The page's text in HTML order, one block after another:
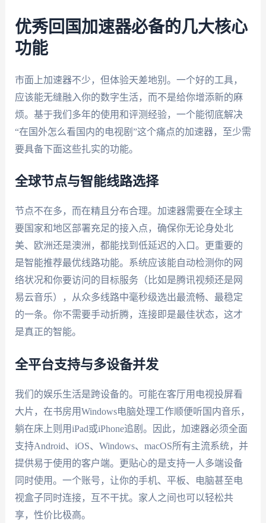
优秀回国加速器必备的几大核心
功能
市面上加速器不少，但体验天差地别。一个好的工具，
应该能无缝融入你的数字生活，而不是给你增添新的麻
烦。基于我们多年的使用和评测经验，一个能彻底解决
“在国外怎么看国内的电视剧”这个痛点的加速器，至少需
要具备下面这些扎实的功能。
全球节点与智能线路选择
节点不在多，而在精且分布合理。加速器需要在全球主
要国家和地区部署充足的接入点，确保你无论身处北
美、欧洲还是澳洲，都能找到低延迟的入口。更重要的
是智能推荐最优线路功能。系统应该能自动检测你的网
络状况和你要访问的目标服务（比如是腾讯视频还是网
易云音乐），从众多线路中毫秒级选出最流畅、最稳定
的一条。你不需要手动折腾，连接即是最佳状态，这才
是真正的智能。
全平台支持与多设备并发
我们的娱乐生活是跨设备的。可能在客厅用电视投屏看
大片，在书房用Windows电脑处理工作顺便听国内音乐，
躺在床上则用iPad或iPhone追剧。因此，加速器必须全面
支持Android、iOS、Windows、macOS所有主流系统，并
提供易于使用的客户端。更贴心的是支持一人多端设备
同时使用。一个账号，让你的手机、平板、电脑甚至电
视盒子同时连接，互不干扰。家人之间也可以轻松共
享，性价比极高。